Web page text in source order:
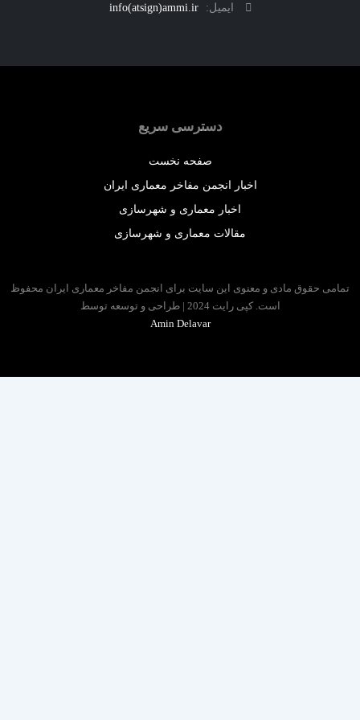
ایمیل:
info(atsign)ammi.ir
دسترسی سریع
صفحه نخست
اخبار انجمن مفاخر معماری ایران
اخبار معماری و شهرسازی
مقالات معماری و شهرسازی
حقوق مادی و معنوی این سایت برای انجمن مفاخر معماری ایران محفوظ
است. کپی رایت 2024 | طراحی و توسعه توسط
Amin Delavar